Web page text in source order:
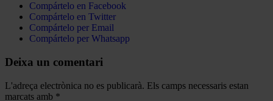
Compártelo en Facebook
Compártelo en Twitter
Compártelo per Email
Compártelo per Whatsapp
Deixa un comentari
L'adreça electrònica no es publicarà. Els camps necessaris estan
marcats amb *